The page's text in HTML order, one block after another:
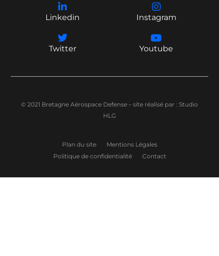
Linkedin Instagram
Twitter Youtube
© 2021 Bretagne Aérospace Defense – site réalisé par : Studio
HLG
Plan du site
Mentions Légales
Politique de confidentialité
Contact